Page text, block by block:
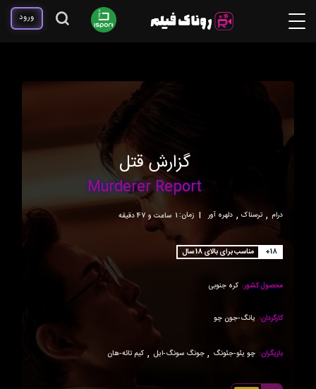
ورود
گزارش قتل
Murderer Report
درام , ترسناک , دلهره آور | زمان: 1ساعت و 47 دقیقه
+18 مناسب برای بالای 18 سال
محصول کشور: کره جنوبی
کارگردان: یانگ-جون چو
بازیگران: چو یئو-جئونگ , جونگ سونگ-ایل , کیم تائه-هان